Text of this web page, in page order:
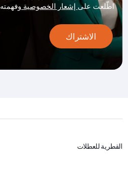
اطّلعت على إشعار الخصوصية وفهمته
الاشتراك
القطرية للعطلات